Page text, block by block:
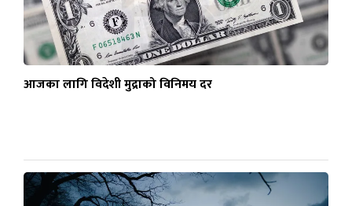
आजका लागि विदेशी मुद्राको विनिमय दर